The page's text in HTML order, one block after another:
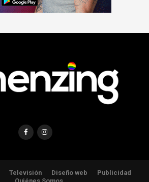
Televisión Diseño web
Publicidad